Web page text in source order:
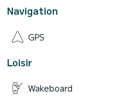
Navigation
GPS
Loisir
Wakeboard